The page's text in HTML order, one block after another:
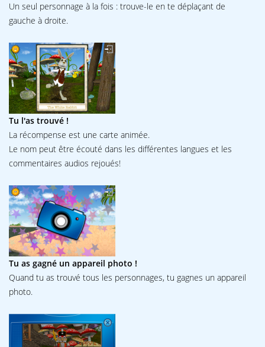
Un seul personnage à la fois : trouve-le en te déplaçant de
gauche à droite.
Tu l'as trouvé !
La récompense est une carte animée.
Le nom peut être écouté dans les différentes langues et les
commentaires audios rejoués!
Tu as gagné un appareil photo !
Quand tu as trouvé tous les personnages, tu gagnes un appareil
photo.